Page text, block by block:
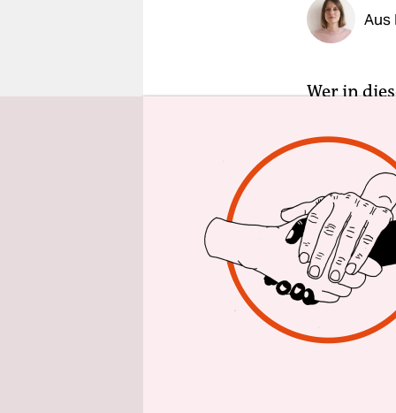
Aus
Wer in
daran
durch
Jahren
Montag –
Ein
Jahr
sondern